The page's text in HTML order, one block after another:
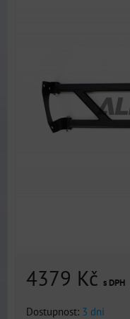
4379 Kč s DPH
Dostupnost: 3 dni